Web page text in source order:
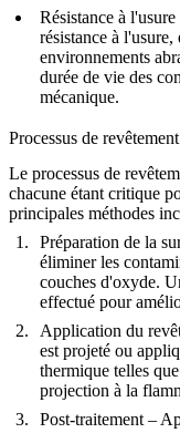
Résistance à l'usure
résistance à
environnements
durée de vie des
mécanique.
Processus de
Le processus de
chacune étant critique
principales méthodes
Préparation de la
éliminer les
couches d'oxyde.
effectué pour
Application du
est projeté ou
thermique telles
projection à la
Post-traitement –